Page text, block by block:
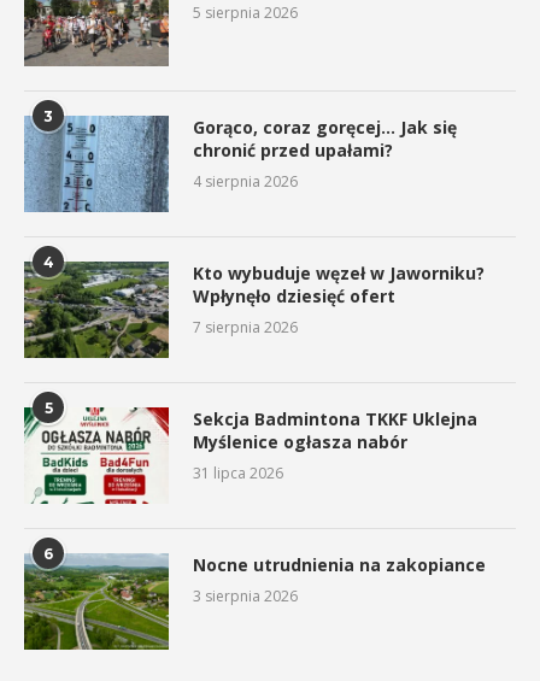
5 sierpnia 2026
3
Gorąco, coraz goręcej… Jak się
chronić przed upałami?
4 sierpnia 2026
4
Kto wybuduje węzeł w Jaworniku?
Wpłynęło dziesięć ofert
7 sierpnia 2026
5
Sekcja Badmintona TKKF Uklejna
Myślenice ogłasza nabór
31 lipca 2026
6 Nocne utrudnienia na zakopiance
3 sierpnia 2026